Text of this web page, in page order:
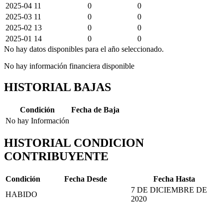
2025-04 11 0
0
2025-03 11 0
0
2025-02 13 0
0
2025-01 14 0
0
No hay datos disponibles para el año seleccionado.
No hay información financiera disponible
HISTORIAL BAJAS
Condición
Fecha de Baja
No hay Información
HISTORIAL CONDICION
CONTRIBUYENTE
Condición Fecha Desde
Fecha Hasta
HABIDO
7 DE DICIEMBRE DE
2020